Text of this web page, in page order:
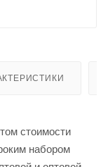
стоимости
набором